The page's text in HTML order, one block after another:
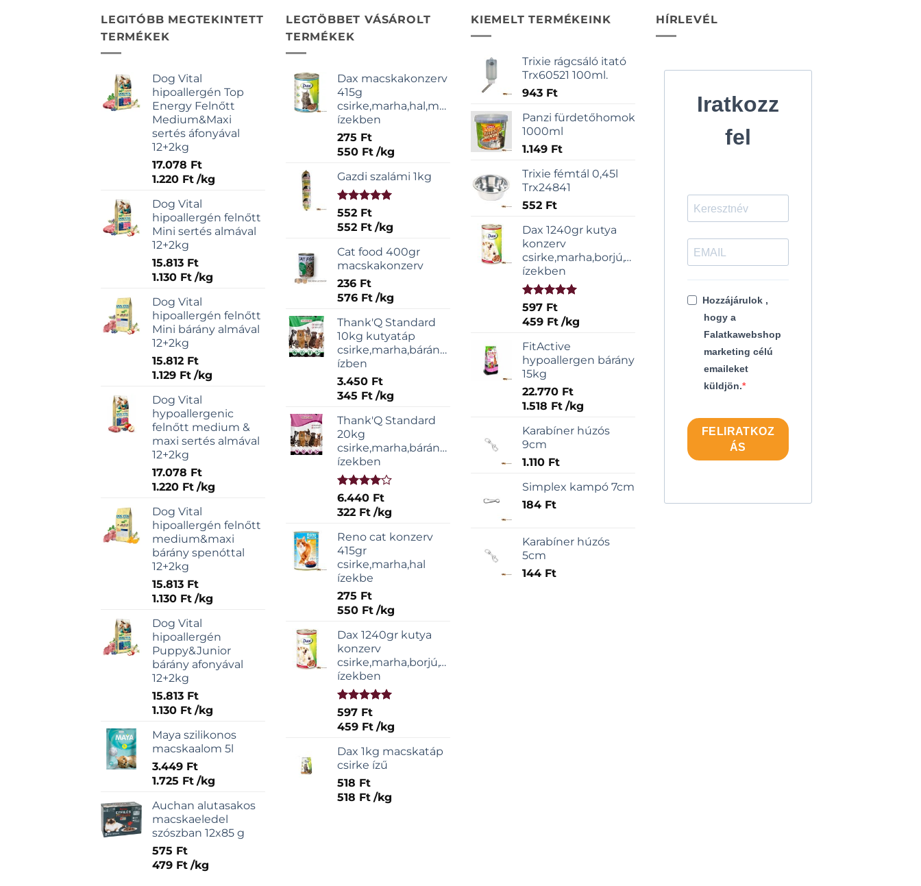
LEGITÓBB MEGTEKINTETT
TERMÉKEK
Dog Vital
hipoallergén Top
Energy Felnőtt
Medium&Maxi
sertés áfonyával
12+2kg
17.078 Ft
1.220 Ft /kg
Dog Vital
hipoallergén felnőtt
Mini sertés almával
12+2kg
15.813 Ft
1.130 Ft /kg
Dog Vital
hipoallergén felnőtt
Mini bárány almával
12+2kg
15.812 Ft
1.129 Ft /kg
Dog Vital
hypoallergenic
felnőtt medium &
maxi sertés almával
12+2kg
17.078 Ft
1.220 Ft /kg
Dog Vital
hipoallergén felnőtt
medium&maxi
bárány spenóttal
12+2kg
15.813 Ft
1.130 Ft /kg
Dog Vital
hipoallergén
Puppy&Junior
bárány afonyával
12+2kg
15.813 Ft
1.130 Ft /kg
Maya szilikonos
macskaalom 5l
3.449 Ft
1.725 Ft /kg
Auchan alutasakos
macskaeledel
szószban 12x85 g
575 Ft
479 Ft /kg
LEGTÖBBET VÁSÁROLT
TERMÉKEK
Dax macskakonzerv
415g
csirke,marha,hal,májas
ízekben
275 Ft
550 Ft /kg
Gazdi szalámi 1kg
Értékelés:
5.00/ 5
552 Ft
552 Ft /kg
Cat food 400gr
macskakonzerv
236 Ft
576 Ft /kg
Thank'Q Standard
10kg kutyatáp
csirke,marha,bárány,sonka
ízben
3.450 Ft
345 Ft /kg
Thank'Q Standard
20kg
csirke,marha,bárány,sonka
ízekben
Értékelés:
4.00 / 5
6.440 Ft
322 Ft /kg
Reno cat konzerv
415gr
csirke,marha,hal
ízekbe
275 Ft
550 Ft /kg
Dax 1240gr kutya
konzerv
csirke,marha,borjú,vadas
ízekben
Értékelés:
5.00/ 5
597 Ft
459 Ft /kg
Dax 1kg macskatáp
csirke ízű
518 Ft
518 Ft /kg
KIEMELT TERMÉKEINK
Trixie rágcsáló itató
Trx60521 100ml.
943 Ft
Panzi fürdetőhomok
1000ml
1.149 Ft
Trixie fémtál 0,45l
Trx24841
552 Ft
Dax 1240gr kutya
konzerv
csirke,marha,borjú,vadas
ízekben
Értékelés:
5.00/ 5
597 Ft
459 Ft /kg
FitActive
hypoallergen bárány
15kg
22.770 Ft
1.518 Ft /kg
Karabíner húzós
9cm
1.110 Ft
Simplex kampó 7cm
184 Ft
Karabíner húzós
5cm
144 Ft
HÍRLEVÉL
Iratkozz
fel
Hozzájárulok ,
hogy a
Falatkawebshop
marketing célú
emaileket
küldjön.
FELIRATKOZ
ÁS